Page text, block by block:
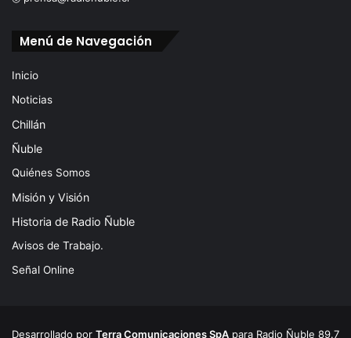
Menú de Navegación
Inicio
Noticias
Chillán
Ñuble
Quiénes Somos
Misión y Visión
Historia de Radio Ñuble
Avisos de Trabajo.
Señal Online
Desarrollado por Terra Comunicaciones SpA para Radio Ñuble 89.7